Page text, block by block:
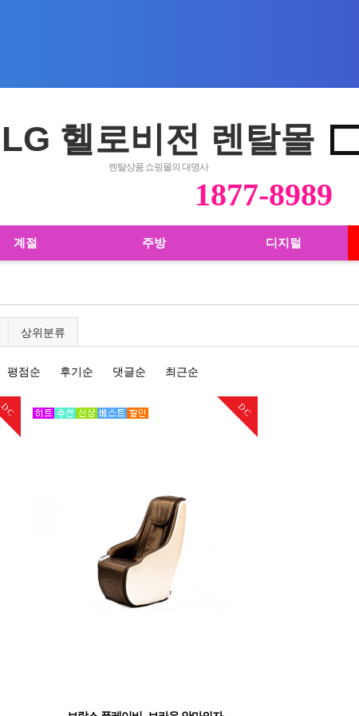
LG 헬로비전 렌탈몰
렌탈상품 쇼핑몰의 대명사
1877-8989
계절 주방 디지털
상위분류
평점순 후기순 댓글순 최근순
DC DC